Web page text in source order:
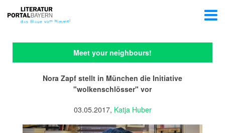
Meet your neighbours!
Nora Zapf stellt in München die Initiative
"wolkenschlösser" vor
03.05.2017, Katja Huber